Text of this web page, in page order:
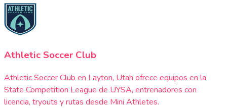
Athletic Soccer Club
Athletic Soccer Club en Layton, Utah ofrece equipos en la
State Competition League de UYSA, entrenadores con
licencia, tryouts y rutas desde Mini Athletes.